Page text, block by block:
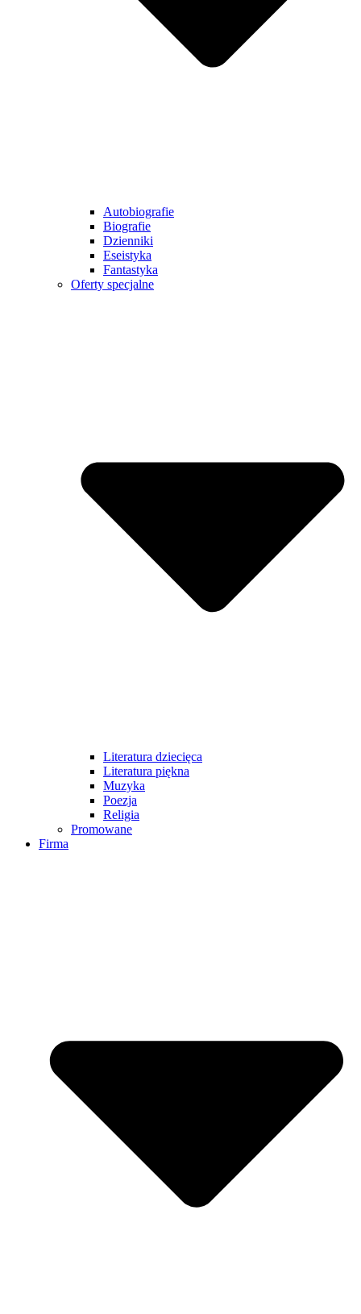
Autobiografie
Biografie
Dzienniki
Eseistyka
Fantastyka
Oferty specjalne
Literatura dziecięca
Literatura piękna
Muzyka
Poezja
Religia
Promowane
Firma